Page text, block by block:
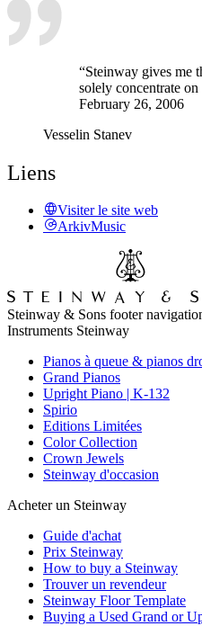
“Steinway gives me
solely concentrate
February 26, 2006
Vesselin Stanev
Liens
Visiter le site web
ArkivMusic
Steinway & Sons footer
Instruments Steinway
Pianos à queue & pianos
Grand Pianos
Upright Piano | K-132
Spirio
Editions Limitées
Color Collection
Crown Jewels
Steinway d'occasion
Acheter un Steinway
Guide d'achat
Prix Steinway
How to buy a Steinway
Trouver un revendeur
Steinway Floor Template
Buying a Used Grand or